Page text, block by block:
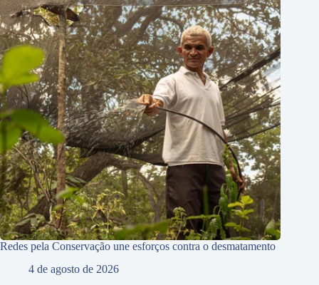
Redes pela Conservação une esforços contra o desmatamento
4 de agosto de 2026